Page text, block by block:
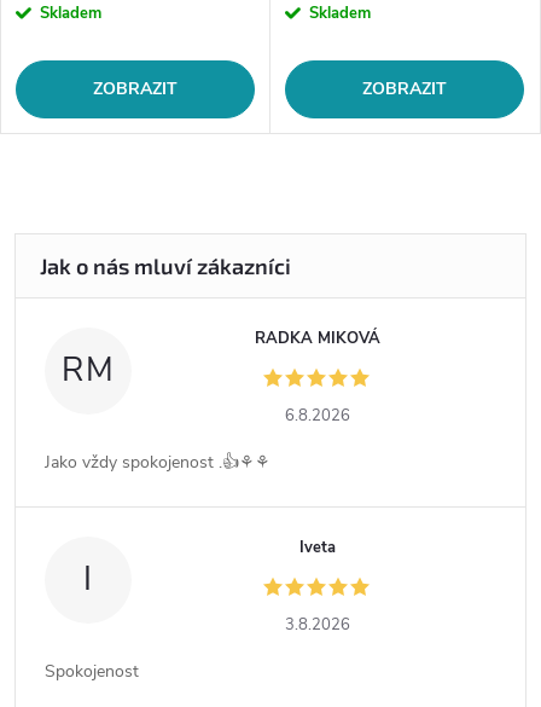
Skladem
ZOBRAZIT
Skladem
ZOBRAZIT
RM
RADKA MIKOVÁ
6.8.2026
Jako vždy spokojenost .👍⚘️⚘️
I
Iveta
3.8.2026
Spokojenost